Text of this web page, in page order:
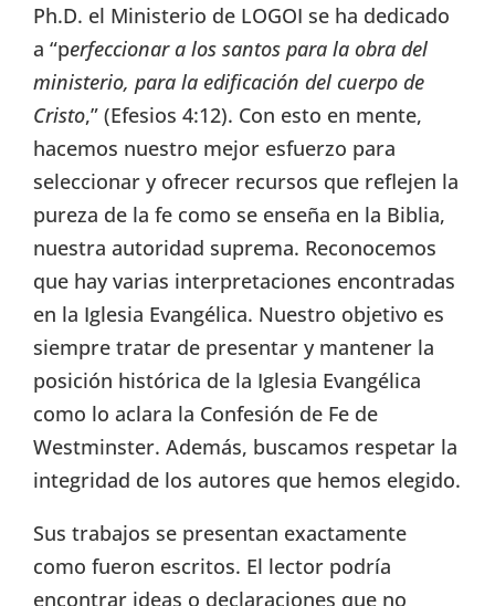
Ph.D. el Ministerio de LOGOI se ha dedicado
a “perfeccionar a los santos para la obra del
ministerio, para la edificación del cuerpo de
Cristo,” (Efesios 4:12). Con esto en mente,
hacemos nuestro mejor esfuerzo para
seleccionar y ofrecer recursos que reflejen la
pureza de la fe como se enseña en la Biblia,
nuestra autoridad suprema. Reconocemos
que hay varias interpretaciones encontradas
en la Iglesia Evangélica. Nuestro objetivo es
siempre tratar de presentar y mantener la
posición histórica de la Iglesia Evangélica
como lo aclara la Confesión de Fe de
Westminster. Además, buscamos respetar la
integridad de los autores que hemos elegido.
Sus trabajos se presentan exactamente
como fueron escritos. El lector podría
encontrar ideas o declaraciones que no